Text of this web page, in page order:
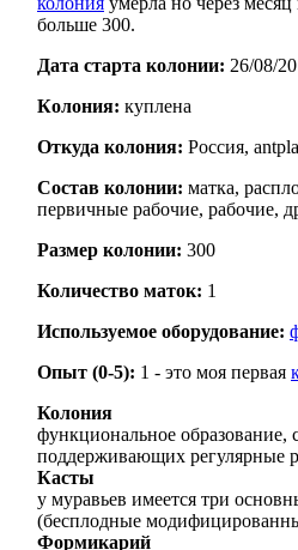
больше 300.
Дата старта кoлонии: 26/08/
Кoлония: куплена
Откуда кoлония: Россия,
Состав кoлонии: матка,
первичные рабочие, рабочие,
Размер кoлонии: 300
Количество маток: 1
Используемое оборудование:
Опыт (0-5): 1 - это моя первая
Колония
функциональное образование,
поддерживающих регулярные
Касты
у муравьев имеется три
(бесплодные
Формикарий